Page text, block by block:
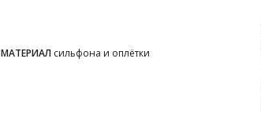
МАТЕРИАЛ сильфона и оплётки